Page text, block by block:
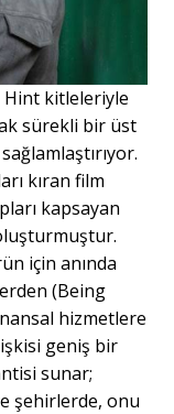
Hint kitleleriyle
sürekli bir üst
kıran film
kapsayan
için anında
(Being
hizmetlere
geniş bir
sunar;
şehirlerde, onu